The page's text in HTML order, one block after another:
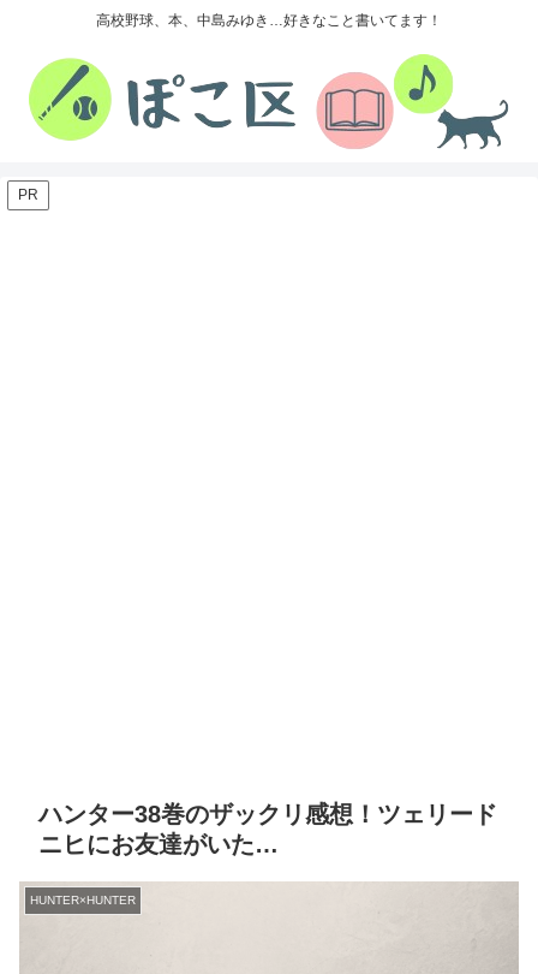
高校野球、本、中島みゆき…好きなこと書いてます！
PR
ハンター38巻のザックリ感想！ツェリード
ニヒにお友達がいた…
HUNTER×HUNTER